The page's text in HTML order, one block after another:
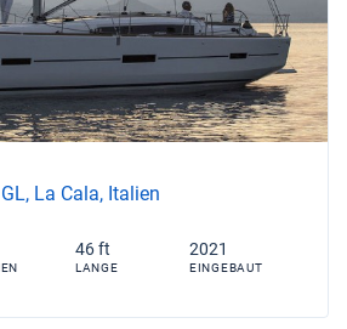
La Cala, Italien
46 ft
LANGE
2021
EINGEBAUT